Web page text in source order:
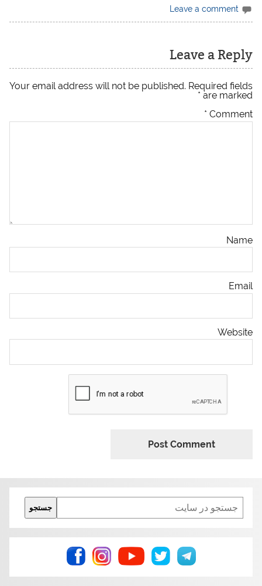
Leave a comment
Leave a Reply
Your email address will not be published. Required fields
are marked
*
Comment
*
Name
Email
Website
Search
جستجو